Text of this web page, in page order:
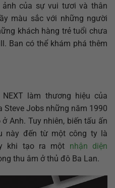
của sự vui tươi và thân
màu sắc với những người
khách hàng trẻ tuổi chưa
Ban có thể khám phá thêm
làm thương hiệu của
Steve Jobs những năm 1990
Anh. Tuy nhiên, biến tấu ấn
này đến từ một công ty là
khi tạo ra một nhận diện
thu âm ở thủ đô Ba Lan.